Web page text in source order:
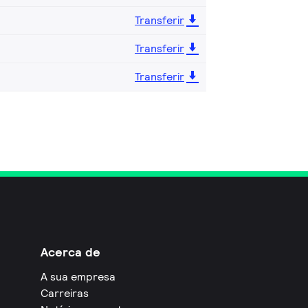
Transferir
Transferir
Transferir
Acerca de
A sua empresa
Carreiras